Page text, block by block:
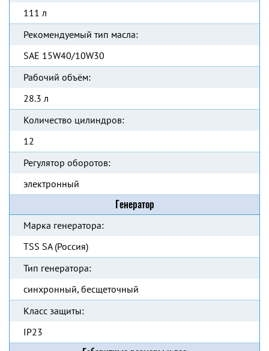
111 л
Рекомендуемый тип масла:
SAE 15W40/10W30
Рабочий объём:
28.3 л
Количество цилиндров:
12
Регулятор оборотов:
электронный
Генератор
Марка генератора:
TSS SA (Россия)
Тип генератора:
синхронный, бесщеточный
Класс защиты:
IP23